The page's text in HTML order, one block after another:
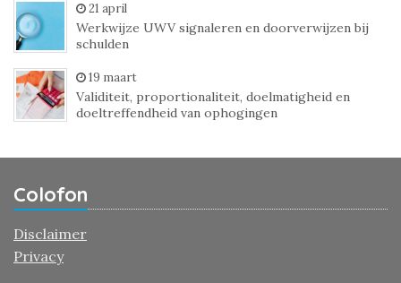
21 april
Werkwijze UWV signaleren en doorverwijzen bij
schulden
19 maart
Validiteit, proportionaliteit, doelmatigheid en
doeltreffendheid van ophogingen
Colofon
Disclaimer
Privacy